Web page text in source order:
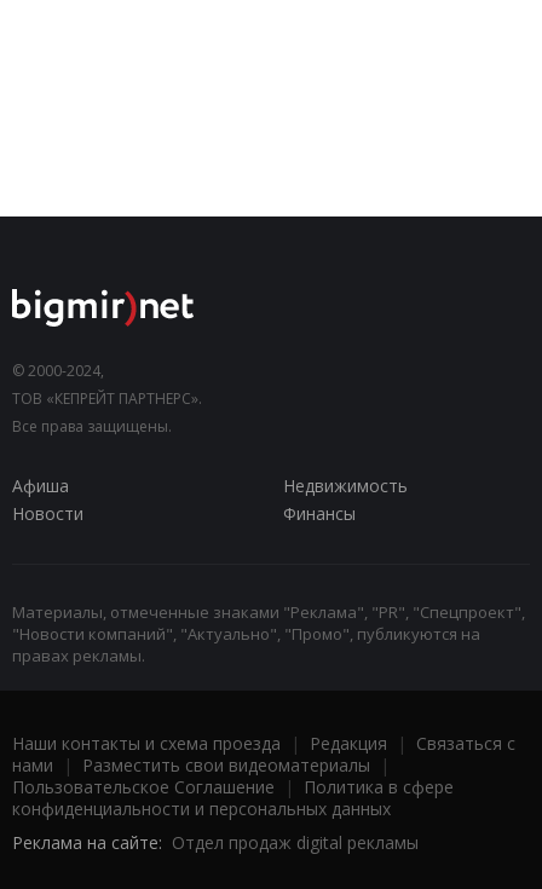
© 2000-2024,
ТОВ «КЕПРЕЙТ ПАРТНЕРС».
Все права защищены.
Афиша
Недвижимость
Новости
Финансы
Материалы, отмеченные знаками "Реклама", "PR", "Спецпроект",
"Новости компаний", "Актуально", "Промо", публикуются на
правах рекламы.
Наши контакты и схема проезда | Редакция | Связаться с
нами | Разместить свои видеоматериалы |
Пользовательское Соглашение |
Политика в сфере
конфиденциальности и персональных данных
Реклама на сайте: Отдел продаж digital рекламы